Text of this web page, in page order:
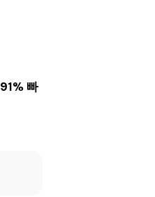
91% 빠